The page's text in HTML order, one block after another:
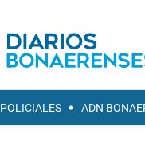
POLICIALES ADN